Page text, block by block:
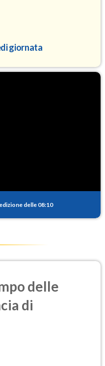
giornata
edizione delle 08:10
delle
di